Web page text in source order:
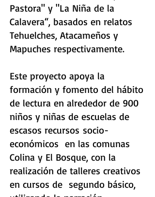
Pastora" y "La Niña de la
Calavera“, basados en relatos
Tehuelches, Atacameños y
Mapuches respectivamente.
Este proyecto apoya la
formación y fomento del hábito
de lectura en alrededor de 900
niños y niñas de escuelas de
escasos recursos socio-
económicos en las comunas
Colina y El Bosque, con la
realización de talleres creativos
en cursos de segundo básico,